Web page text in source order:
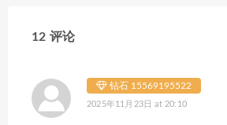
12 评论
钻石 15569195522
2025年11月23日 at 20:10